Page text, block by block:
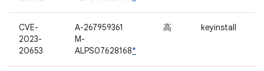
CVE-
2023-
20653
A-267959361
M-
ALPS07628168*
高 keyinstall